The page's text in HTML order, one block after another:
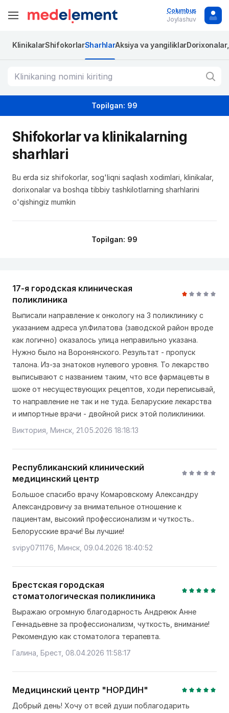
Columbus
Joylashuv
KlinikalarShifokorlarSharhlarAksiya va yangiliklar
Topilgan: 99
Shifokorlar va klinikalarning
sharhlari
Bu erda siz shifokorlar, sog'liqni saqlash xodimlari, klinikalar,
dorixonalar va boshqa tibbiy tashkilotlarning sharhlarini
o'qishingiz mumkin
Topilgan: 99
17-я городская клиническая
поликлиника
Выписали направление к онкологу на 3 поликлинику с
указанием адреса ул.Филатова (заводской район вроде
как логично) оказалось улица неправильно указана.
Нужно было на Воронянского. Результат - пропуск
талона. Из-за знатоков нулевого уровня. То лекарство
выписывают с названием таким, что все фармацевты в
шоке от несуществующих рецептов, ходи переписывай,
то направление не так и не туда. Беларуские лекарства
и импортные врачи - двойной риск этой поликлиники.
Виктория, Минск, 21.05.2026 18:18:13
Республиканский клинический
медицинский центр
Большое спасибо врачу Комаровскому Александру
Александровичу за внимательное отношение к
пациентам, высокий профессионализм и чуткость..
Белорусские врачи! Вы лучшие!
svipy071176, Минск, 09.04.2026 18:40:52
Брестская городская
стоматологическая поликлиника
Выражаю огромную благодарность Андреюк Анне
Геннадьевне за профессионализм, чуткость, внимание!
Рекомендую как стоматолога терапевта.
Галина, Брест, 08.04.2026 11:58:17
Медицинский центр "НОРДИН"
Добрый день! Хочу от всей души поблагодарить